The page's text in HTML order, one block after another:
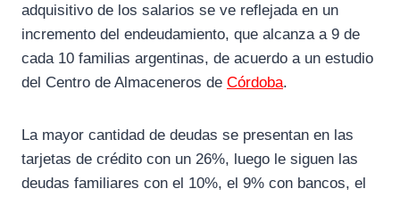
e
b
e
g
t
s
A
adquisitivo de los salarios se ve reflejada en un
incremento del endeudamiento, que alcanza a 9 de
cada 10 familias argentinas, de acuerdo a un estudio
del Centro de Almaceneros de Córdoba.
La mayor cantidad de deudas se presentan en las
tarjetas de crédito con un 26%, luego le siguen las
deudas familiares con el 10%, el 9% con bancos, el